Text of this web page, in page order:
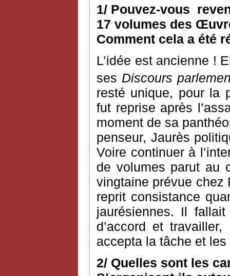
1/ Pouvez-vous
17 volumes des
Comment cela a été
L’idée est ancienne !
ses Discours
resté unique, pour la
fut reprise après
moment de sa
penseur, Jaurès
Voire continuer à
de volumes parut au
vingtaine prévue chez
reprit consistance
jaurésiennes. Il
d’accord et
accepta la tâche et
2/ Quelles sont les